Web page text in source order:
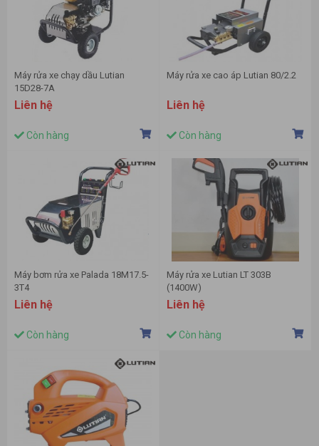
Máy rửa xe chạy dầu Lutian
15D28-7A
Liên hệ
Còn hàng
Máy rửa xe cao áp Lutian 80/2.2
Liên hệ
Còn hàng
Máy bơm rửa xe Palada 18M17.5-
3T4
Liên hệ
Còn hàng
Máy rửa xe Lutian LT 303B
(1400W)
Liên hệ
Còn hàng